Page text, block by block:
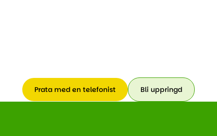
Prata med en telefonist Bli uppringd